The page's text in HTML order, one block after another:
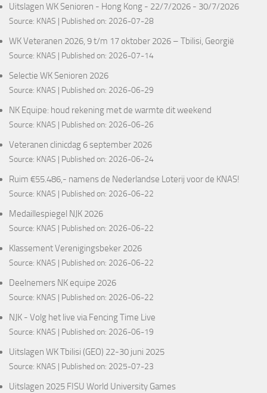
Uitslagen WK Senioren - Hong Kong - 22/7/2026 - 30/7/2026
Source: KNAS Published on: 2026-07-28
WK Veteranen 2026, 9 t/m 17 oktober 2026 – Tbilisi, Georgië
Source: KNAS Published on: 2026-07-14
Selectie WK Senioren 2026
Source: KNAS Published on: 2026-06-29
NK Equipe: houd rekening met de warmte dit weekend
Source: KNAS Published on: 2026-06-26
Veteranen clinicdag 6 september 2026
Source: KNAS Published on: 2026-06-24
Ruim €55.486,- namens de Nederlandse Loterij voor de KNAS!
Source: KNAS Published on: 2026-06-22
Medaillespiegel NJK 2026
Source: KNAS Published on: 2026-06-22
Klassement Verenigingsbeker 2026
Source: KNAS Published on: 2026-06-22
Deelnemers NK equipe 2026
Source: KNAS Published on: 2026-06-22
NJK - Volg het live via Fencing Time Live
Source: KNAS Published on: 2026-06-19
Uitslagen WK Tbilisi (GEO) 22-30 juni 2025
Source: KNAS Published on: 2025-07-23
Uitslagen 2025 FISU World University Games